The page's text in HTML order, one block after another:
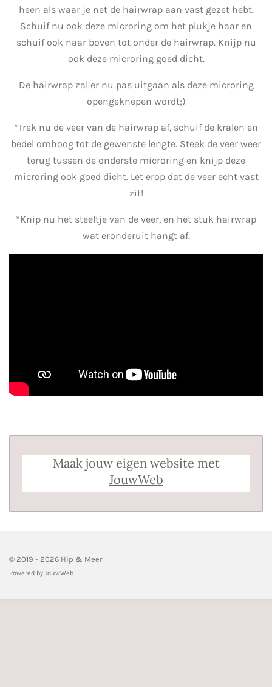
heen als waar je net de hairwrap aan vast gezet hebt.
Schuif nu ook deze microring om het plukje haar en
schuif ook naar boven tot onder de hairwrap. Knijp nu
ook deze microring goed dicht.
De hairwrap zal er nu pas uitgaan als deze microring
opengeknepen wordt;)
*Trek nu de veer van de hairwrap af, schuif de kralen en
bedel omhoog tot de gewenste lengte. Steek de veer weer
terug tussen de onderste microring en knijp deze
microring ook goed dicht. Let erop dat de veer echt vast
zit!
*Knip nu het steeltje van de veer, en het stuk hairwrap
wat eronderuit hangt af.
Maak jouw eigen website met
JouwWeb
© 2019 - 2026 Hip & Meer
Powered by JouwWeb